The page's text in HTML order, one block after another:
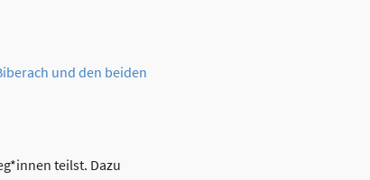
und den beiden
teilst. Dazu